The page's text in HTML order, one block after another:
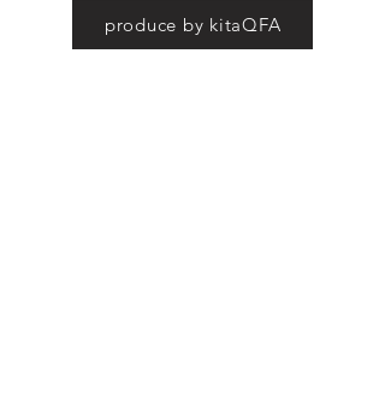
produce by kitaQFA